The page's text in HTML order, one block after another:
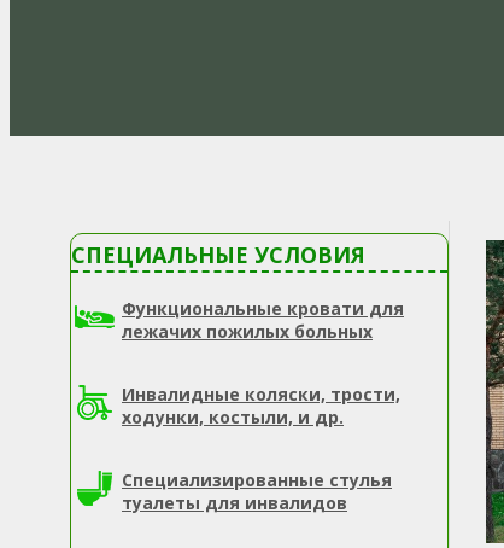
СПЕЦИАЛЬНЫЕ УСЛОВИЯ
Функциональные кровати для
лежачих пожилых больных
Инвалидные коляски, трости,
ходунки, костыли, и др.
Специализированные стулья
туалеты для инвалидов